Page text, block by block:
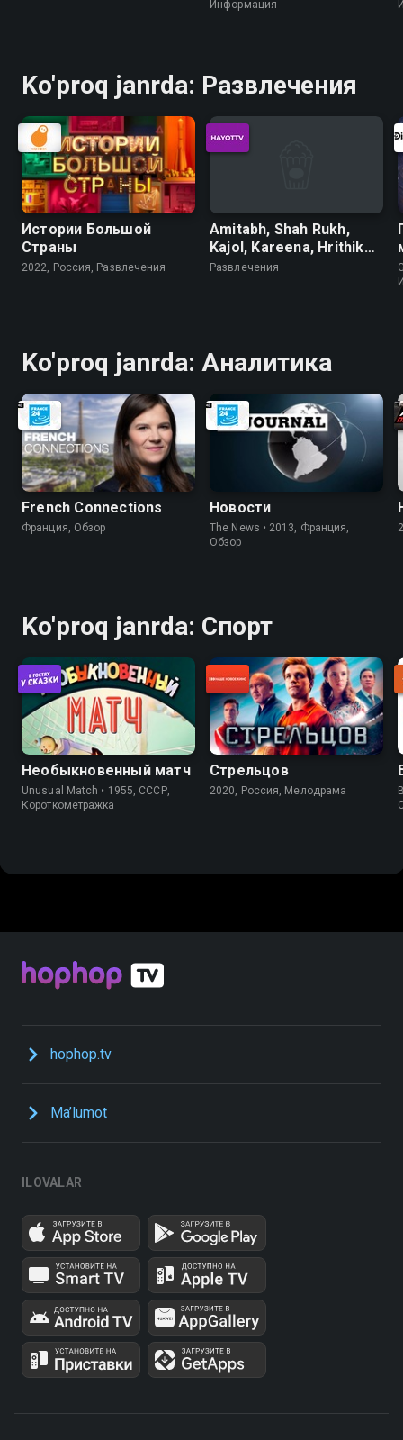
Информация
Ko'proq janrda: Развлечения
Истории Большой
Страны
2022, Россия, Развлечения
Amitabh, Shah Rukh,
Kajol, Kareena, Hrithik
Udit Narayan_Gohi
Развлечения
Ko'proq janrda: Аналитика
French Connections
Франция, Обзор
Новости
The News • 2013, Франция,
Обзор
Ko'proq janrda: Спорт
Необыкновенный матч
Unusual Match • 1955, СССР,
Короткометражка
Стрельцов
2020, Россия, Мелодрама
hophop.tv
Ma’lumot
ILOVALAR